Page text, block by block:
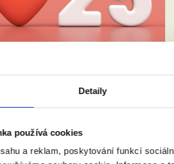
Detaily
používá cookies
a reklam, poskytování funkcí
POKRAČUJE
zapsal do historie jako rok,